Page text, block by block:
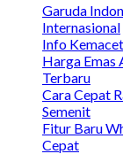
Garuda
Internasional
Info
Harga Emas
Terbaru
Cara Cepat
Semenit
Fitur Baru
Cepat